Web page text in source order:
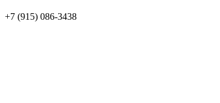
+7 (915) 086-3438